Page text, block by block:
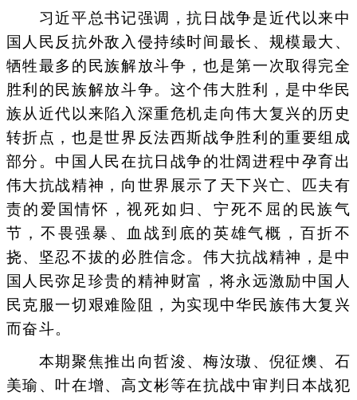
习近平总书记强调，抗日战争是近代以来中
国人民反抗外敌入侵持续时间最长、规模最大、
牺牲最多的民族解放斗争，也是第一次取得完全
胜利的民族解放斗争。这个伟大胜利，是中华民
族从近代以来陷入深重危机走向伟大复兴的历史
转折点，也是世界反法西斯战争胜利的重要组成
部分。中国人民在抗日战争的壮阔进程中孕育出
伟大抗战精神，向世界展示了天下兴亡、匹夫有
责的爱国情怀，视死如归、宁死不屈的民族气
节，不畏强暴、血战到底的英雄气概，百折不
挠、坚忍不拔的必胜信念。伟大抗战精神，是中
国人民弥足珍贵的精神财富，将永远激励中国人
民克服一切艰难险阻，为实现中华民族伟大复兴
而奋斗。
本期聚焦推出向哲浚、梅汝璈、倪征燠、石
美瑜、叶在增、高文彬等在抗战中审判日本战犯